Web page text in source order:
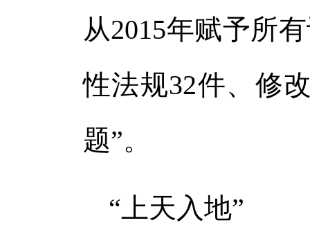
从2015年赋予所
性法规32件、修
题”。
“上天入地”